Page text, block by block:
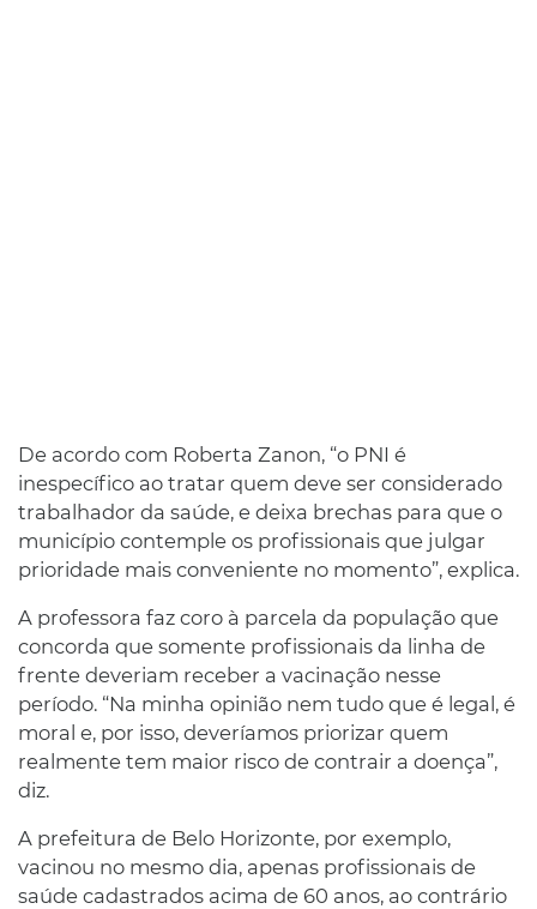
De acordo com Roberta Zanon, “o PNI é
inespecífico ao tratar quem deve ser considerado
trabalhador da saúde, e deixa brechas para que o
município contemple os profissionais que julgar
prioridade mais conveniente no momento”, explica.
A professora faz coro à parcela da população que
concorda que somente profissionais da linha de
frente deveriam receber a vacinação nesse
período. “Na minha opinião nem tudo que é legal, é
moral e, por isso, deveríamos priorizar quem
realmente tem maior risco de contrair a doença”,
diz.
A prefeitura de Belo Horizonte, por exemplo,
vacinou no mesmo dia, apenas profissionais de
saúde cadastrados acima de 60 anos, ao contrário